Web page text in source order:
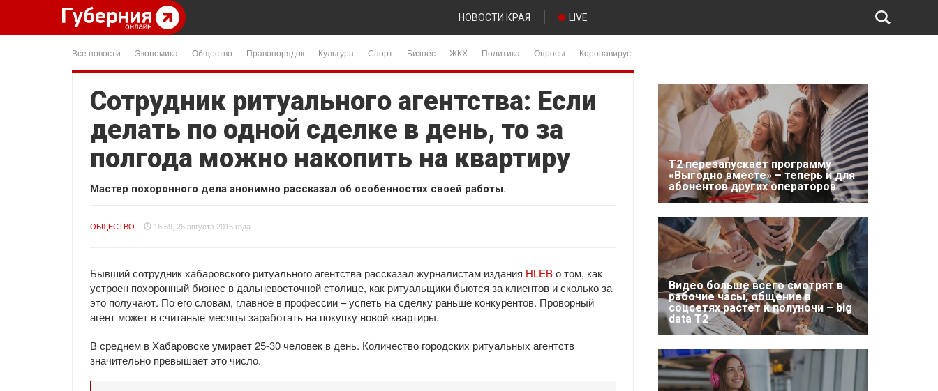
НОВОСТИ КРАЯ LIVE
Все новости Экономика Общество Правопорядок Культура Спорт Бизнес ЖКХ Политика Опросы Коронавирус
Сотрудник ритуального агентства: Если
делать по одной сделке в день, то за
полгода можно накопить на квартиру
Мастер похоронного дела анонимно рассказал об особенностях своей работы.
ОБЩЕСТВО 16:59, 26 августа 2015 года
Бывший сотрудник хабаровского ритуального агентства рассказал журналистам издания HLEBо том, как
устроен похоронный бизнес в дальневосточной столице, как ритуальщики бьются за клиентов и сколько за
это получают. По его словам, главное в профессии – успеть на сделку раньше конкурентов. Проворный
агент может в считаные месяцы заработать на покупку новой квартиры.
В среднем в Хабаровске умирает 25-30 человек в день. Количество городских ритуальных агентств
значительно превышает это число.
Т2 перезапускает программу
«Выгодно вместе» – теперь и для
абонентов других операторов
Видео больше всего смотрят в
рабочие часы, общение в
соцсетях растет к полуночи – big
data T2